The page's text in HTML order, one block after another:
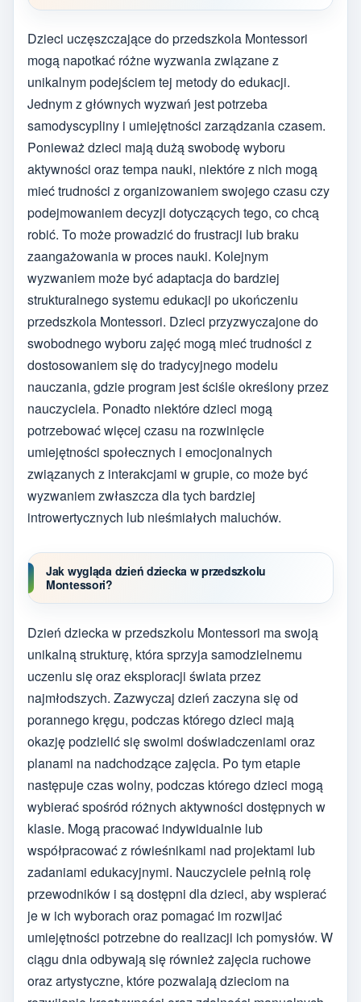
Dzieci uczęszczające do przedszkola Montessori
mogą napotkać różne wyzwania związane z
unikalnym podejściem tej metody do edukacji.
Jednym z głównych wyzwań jest potrzeba
samodyscypliny i umiejętności zarządzania czasem.
Ponieważ dzieci mają dużą swobodę wyboru
aktywności oraz tempa nauki, niektóre z nich mogą
mieć trudności z organizowaniem swojego czasu czy
podejmowaniem decyzji dotyczących tego, co chcą
robić. To może prowadzić do frustracji lub braku
zaangażowania w proces nauki. Kolejnym
wyzwaniem może być adaptacja do bardziej
strukturalnego systemu edukacji po ukończeniu
przedszkola Montessori. Dzieci przyzwyczajone do
swobodnego wyboru zajęć mogą mieć trudności z
dostosowaniem się do tradycyjnego modelu
nauczania, gdzie program jest ściśle określony przez
nauczyciela. Ponadto niektóre dzieci mogą
potrzebować więcej czasu na rozwinięcie
umiejętności społecznych i emocjonalnych
związanych z interakcjami w grupie, co może być
wyzwaniem zwłaszcza dla tych bardziej
introwertycznych lub nieśmiałych maluchów.
Jak wygląda dzień dziecka w przedszkolu
Montessori?
Dzień dziecka w przedszkolu Montessori ma swoją
unikalną strukturę, która sprzyja samodzielnemu
uczeniu się oraz eksploracji świata przez
najmłodszych. Zazwyczaj dzień zaczyna się od
porannego kręgu, podczas którego dzieci mają
okazję podzielić się swoimi doświadczeniami oraz
planami na nadchodzące zajęcia. Po tym etapie
następuje czas wolny, podczas którego dzieci mogą
wybierać spośród różnych aktywności dostępnych w
klasie. Mogą pracować indywidualnie lub
współpracować z rówieśnikami nad projektami lub
zadaniami edukacyjnymi. Nauczyciele pełnią rolę
przewodników i są dostępni dla dzieci, aby wspierać
je w ich wyborach oraz pomagać im rozwijać
umiejętności potrzebne do realizacji ich pomysłów. W
ciągu dnia odbywają się również zajęcia ruchowe
oraz artystyczne, które pozwalają dzieciom na